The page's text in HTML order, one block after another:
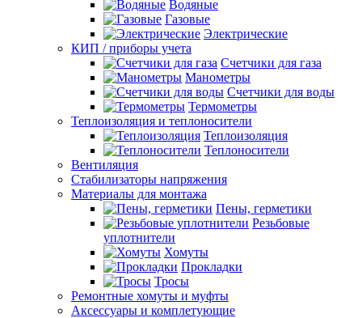
Водяные
Газовые
Электрические
КИП / приборы учета
Счетчики для газа
Манометры
Счетчики для воды
Термометры
Теплоизоляция и теплоносители
Теплоизоляция
Теплоносители
Вентиляция
Стабилизаторы напряжения
Материалы для монтажа
Пены, герметики
Резьбовые
уплотнители
Хомуты
Прокладки
Тросы
Ремонтные хомуты и муфты
Аксессуары и комплетующие